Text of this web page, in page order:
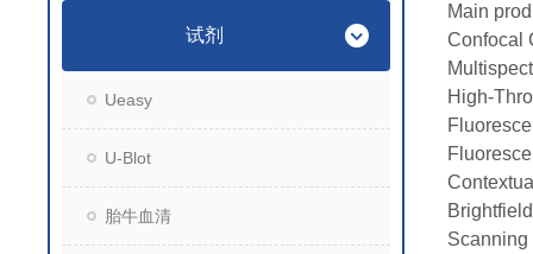
试剂
Ueasy
U-Blot
胎牛血清
Main
Confocal
High-